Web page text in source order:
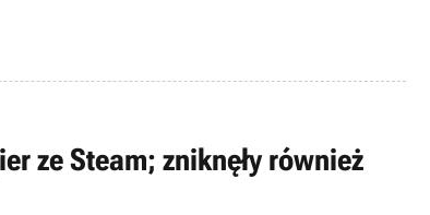
ze Steam; zniknęły również